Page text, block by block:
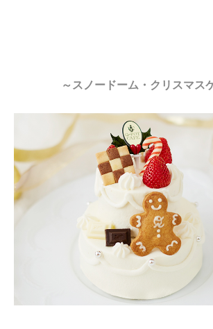
～スノードーム・クリスマス